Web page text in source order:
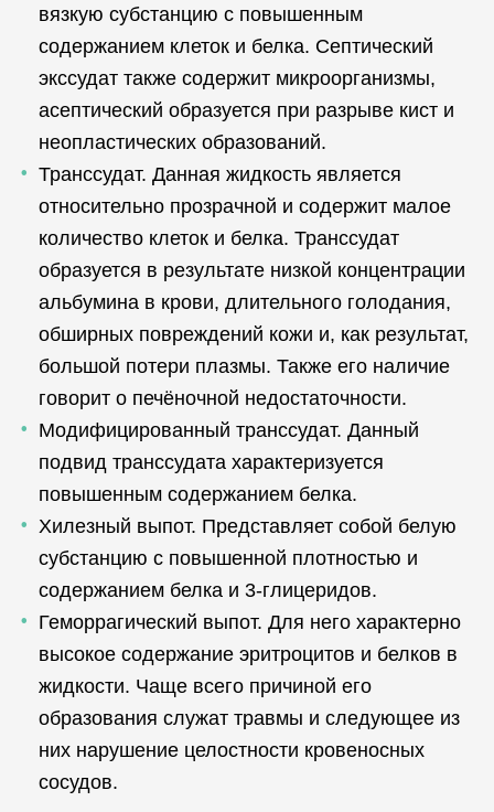
вязкую субстанцию с повышенным
содержанием клеток и белка. Септический
экссудат также содержит микроорганизмы,
асептический образуется при разрыве кист и
неопластических образований.
Транссудат. Данная жидкость является
относительно прозрачной и содержит малое
количество клеток и белка. Транссудат
образуется в результате низкой концентрации
альбумина в крови, длительного голодания,
обширных повреждений кожи и, как результат,
большой потери плазмы. Также его наличие
говорит о печёночной недостаточности.
Модифицированный транссудат. Данный
подвид транссудата характеризуется
повышенным содержанием белка.
Хилезный выпот. Представляет собой белую
субстанцию с повышенной плотностью и
содержанием белка и 3-глицеридов.
Геморрагический выпот. Для него характерно
высокое содержание эритроцитов и белков в
жидкости. Чаще всего причиной его
образования служат травмы и следующее из
них нарушение целостности кровеносных
сосудов.